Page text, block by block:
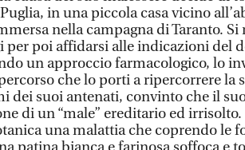
in una piccola casa vicino
nella campagna di Taranto. Si
per poi affidarsi alle indicazioni del
un approccio farmacologico, lo
che lo porti a ripercorrere la
dei suoi antenati, convinto che il
di un “male” ereditario ed
una malattia che coprendo le